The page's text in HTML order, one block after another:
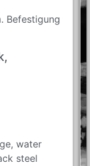
Befestigung
water
steel